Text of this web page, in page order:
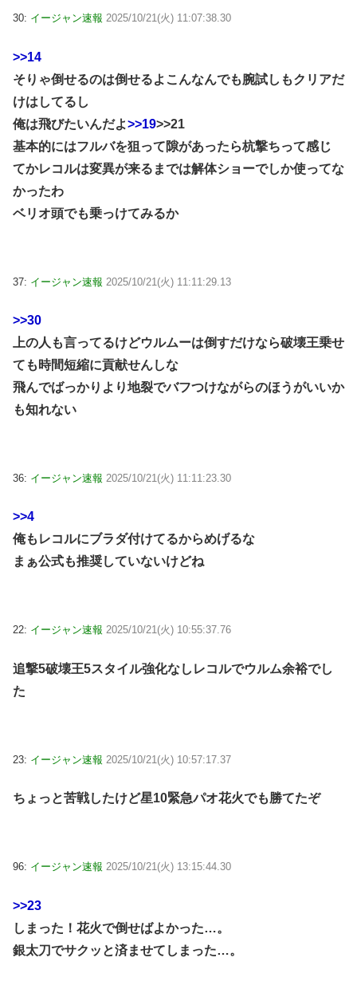
30: イージャン速報 2025/10/21(火) 11:07:38.30
>>14
そりゃ倒せるのは倒せるよこんなんでも腕試しもクリアだ
けはしてるし
俺は飛びたいんだよ>>19>>21
基本的にはフルバを狙って隙があったら杭撃ちって感じ
てかレコルは変異が来るまでは解体ショーでしか使ってな
かったわ
ベリオ頭でも乗っけてみるか
37: イージャン速報 2025/10/21(火) 11:11:29.13
>>30
上の人も言ってるけどウルムーは倒すだけなら破壊王乗せ
ても時間短縮に貢献せんしな
飛んでばっかりより地裂でバフつけながらのほうがいいか
も知れない
36: イージャン速報 2025/10/21(火) 11:11:23.30
>>4
俺もレコルにブラダ付けてるからめげるな
まぁ公式も推奨していないけどね
22: イージャン速報 2025/10/21(火) 10:55:37.76
追撃5破壊王5スタイル強化なしレコルでウルム余裕でし
た
23: イージャン速報 2025/10/21(火) 10:57:17.37
ちょっと苦戦したけど星10緊急パオ花火でも勝てたぞ
96: イージャン速報 2025/10/21(火) 13:15:44.30
>>23
しまった！花火で倒せばよかった…。
銀太刀でサクッと済ませてしまった…。